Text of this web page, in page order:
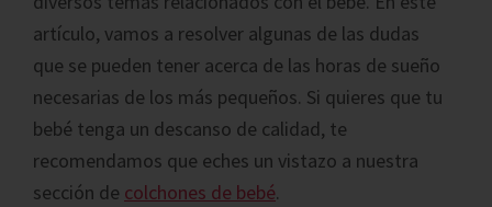
artículo, vamos a resolver algunas de las dudas
que se pueden tener acerca de las horas de sueño
necesarias de los más pequeños. Si quieres que tu
bebé tenga un descanso de calidad, te
recomendamos que eches un vistazo a nuestra
sección de colchones de bebé.